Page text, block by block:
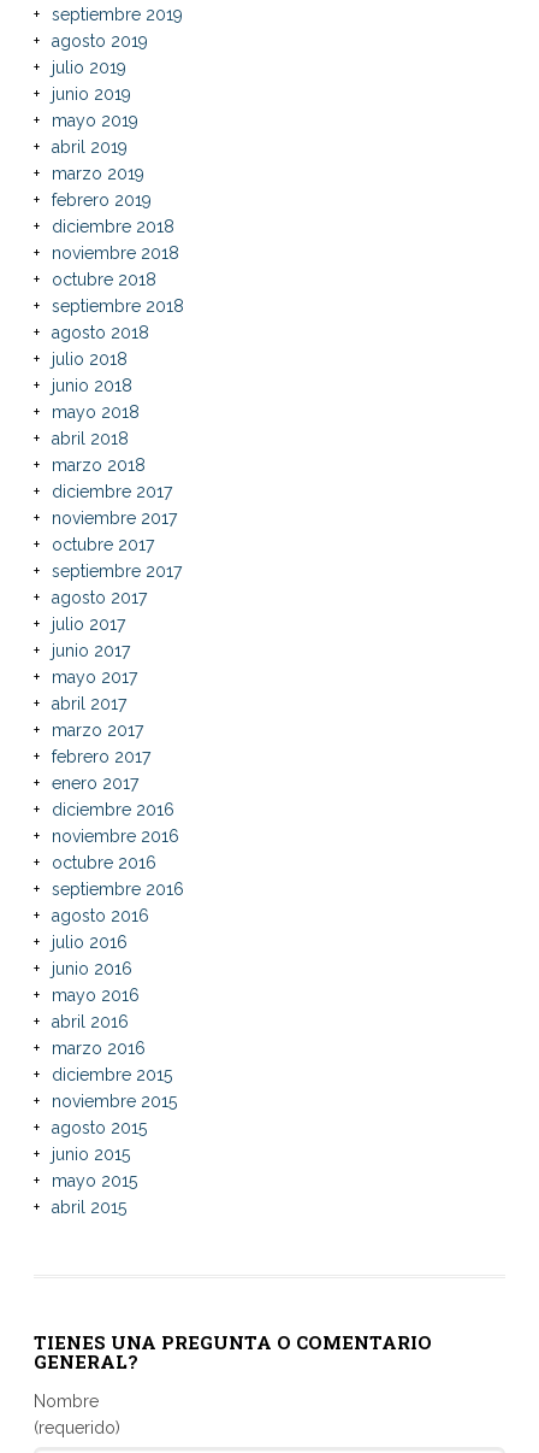
septiembre 2019
agosto 2019
julio 2019
junio 2019
mayo 2019
abril 2019
marzo 2019
febrero 2019
diciembre 2018
noviembre 2018
octubre 2018
septiembre 2018
agosto 2018
julio 2018
junio 2018
mayo 2018
abril 2018
marzo 2018
diciembre 2017
noviembre 2017
octubre 2017
septiembre 2017
agosto 2017
julio 2017
junio 2017
mayo 2017
abril 2017
marzo 2017
febrero 2017
enero 2017
diciembre 2016
noviembre 2016
octubre 2016
septiembre 2016
agosto 2016
julio 2016
junio 2016
mayo 2016
abril 2016
marzo 2016
diciembre 2015
noviembre 2015
agosto 2015
junio 2015
mayo 2015
abril 2015
TIENES UNA PREGUNTA O COMENTARIO
GENERAL?
Nombre
(requerido)